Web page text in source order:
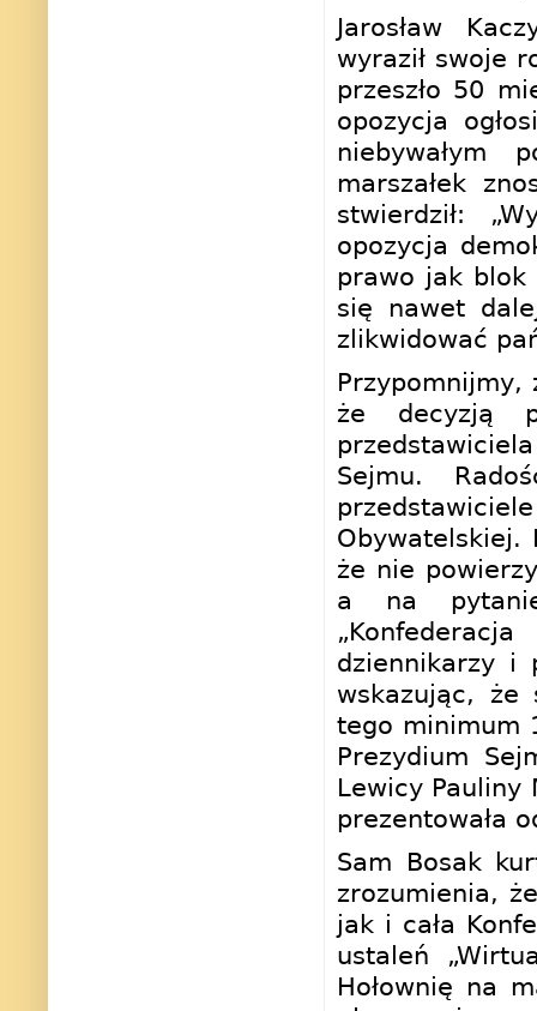
Jarosław
wyraził swoje
przeszło 50
opozycja
niebywałym
marszałek
stwierdził:
opozycja
prawo jak blok
się nawet
zlikwidować
Przypomnijmy,
że decyzją
Sejmu.
Obywatelskiej.
że nie
a na
dziennikarzy i
wskazując, że
tego minimum
Prezydium
Lewicy
prezentowała
Sam Bosak
zrozumienia,
jak i cała
ustaleń
Hołownię na